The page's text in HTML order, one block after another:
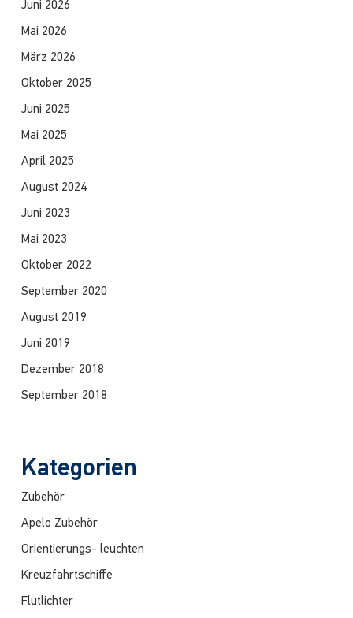
Juni 2026
Mai 2026
März 2026
Oktober 2025
Juni 2025
Mai 2025
April 2025
August 2024
Juni 2023
Mai 2023
Oktober 2022
September 2020
August 2019
Juni 2019
Dezember 2018
September 2018
Kategorien
Zubehör
Apelo Zubehör
Orientierungs- leuchten
Kreuzfahrtschiffe
Flutlichter